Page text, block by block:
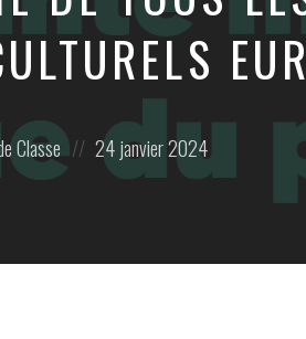
Classe
Posted
on
24 janvier 2024